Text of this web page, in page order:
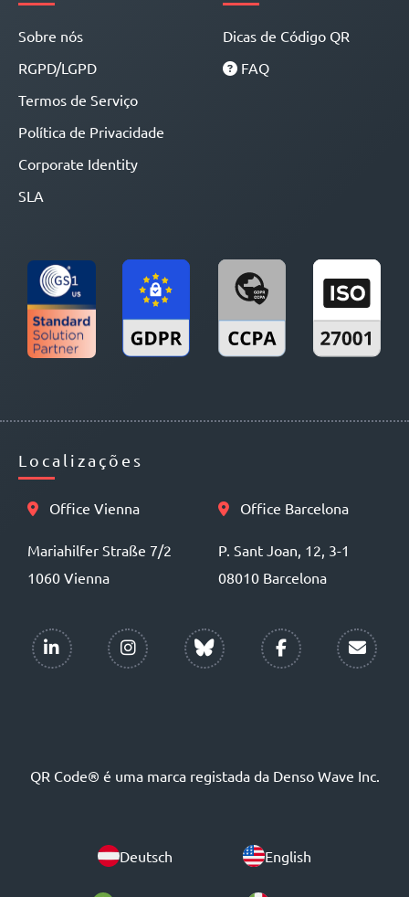
Sobre nós
RGPD/LGPD
Termos de Serviço
Política de Privacidade
Corporate Identity
SLA
Dicas de Código QR
FAQ
Localizações
Office Vienna
Mariahilfer Straße 7/2
1060 Vienna
Office Barcelona
P. Sant Joan, 12, 3-1
08010 Barcelona
QR Code® é uma marca registada da Denso Wave Inc.
Deutsch English